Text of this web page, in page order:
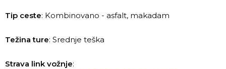
Tip ceste: Kombinovano - asfalt, makadam
Težina ture: Srednje teška
Strava link vožnje: